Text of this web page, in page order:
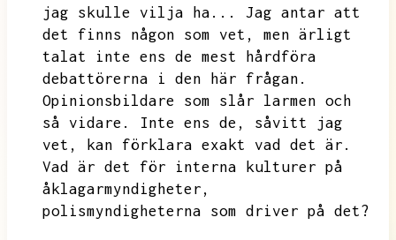
jag skulle vilja ha...
Jag antar att
det finns någon som vet,
men ärligt
talat inte ens de mest hårdföra
debattörerna i den här frågan.
Opinionsbildare som slår larmen och
så vidare.
Inte ens de,
såvitt jag
vet,
kan förklara exakt vad det är.
Vad är det för interna kulturer på
åklagarmyndigheter,
polismyndigheterna som driver på det?